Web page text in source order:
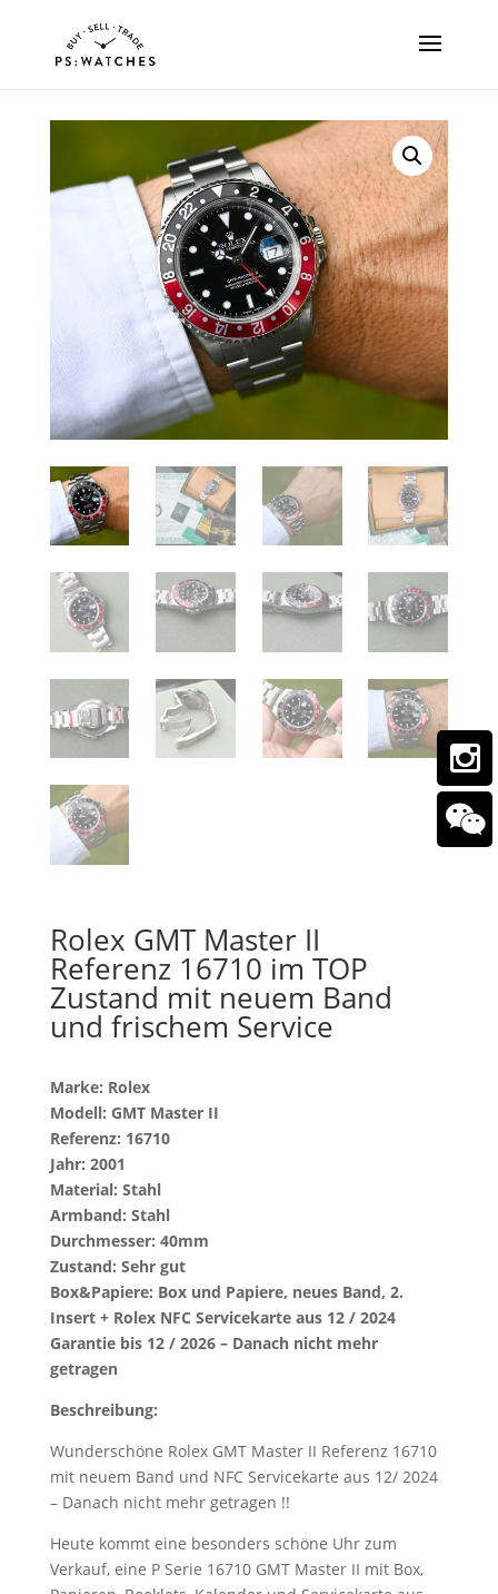
Rolex GMT Master II
Referenz 16710 im TOP
Zustand mit neuem Band
und frischem Service
Marke: Rolex
Modell: GMT Master II
Referenz: 16710
Jahr: 2001
Material: Stahl
Armband: Stahl
Durchmesser: 40mm
Zustand: Sehr gut
Box&Papiere: Box und Papiere, neues Band, 2.
Insert + Rolex NFC Servicekarte aus 12 / 2024
Garantie bis 12 / 2026 – Danach nicht mehr
getragen
Beschreibung:
Wunderschöne Rolex GMT Master II Referenz 16710
mit neuem Band und NFC Servicekarte aus 12/ 2024
– Danach nicht mehr getragen !!
Heute kommt eine besonders schöne Uhr zum
Verkauf, eine P Serie 16710 GMT Master II mit Box,